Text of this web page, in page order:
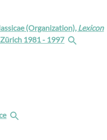
(Organization),Lexicon
1981 - 1997